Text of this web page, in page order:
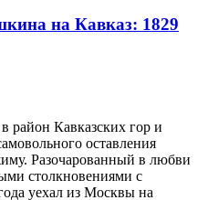
на Кавказ: 1829
район Кавказских гор и
оставления
Разочарованный в любви
столкновениями с
уехал из Москвы на